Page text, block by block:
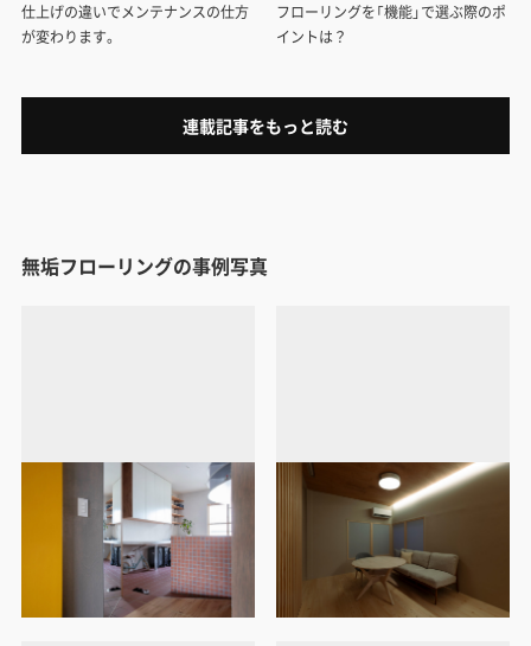
仕上げの違いでメンテナンスの仕方
が変わります。
フローリングを「機能」で選ぶ際のポ
イントは？
連載記事をもっと読む
無垢フローリングの事例写真